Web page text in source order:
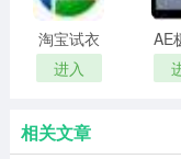
题学习方法。写完
互动作业还可以帮
学习中的困扰，作业
码清除器)
淘宝试衣
服软件
进入
AE
相关文章